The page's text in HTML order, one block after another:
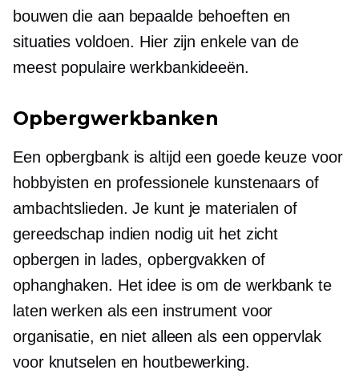
bouwen die aan bepaalde behoeften en
situaties voldoen. Hier zijn enkele van de
meest populaire werkbankideeën.
Opbergwerkbanken
Een opbergbank is altijd een goede keuze voor
hobbyisten en professionele kunstenaars of
ambachtslieden. Je kunt je materialen of
gereedschap indien nodig uit het zicht
opbergen in lades, opbergvakken of
ophanghaken. Het idee is om de werkbank te
laten werken als een instrument voor
organisatie, en niet alleen als een oppervlak
voor knutselen en houtbewerking.